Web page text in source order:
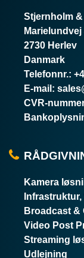
Stjernholm
Marielundvej
2730 Herlev
Danmark
Telefonnr.:
E-mail :
CVR-
Kamera
Broadcast &
Video Post
Streaming
Udlejning